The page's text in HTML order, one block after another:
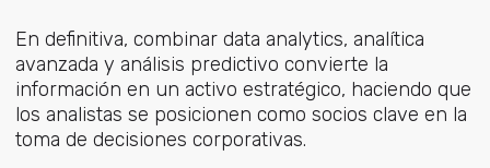
En definitiva, combinar data analytics, analítica
avanzada y análisis predictivo convierte la
información en un activo estratégico, haciendo que
los analistas se posicionen como socios clave en la
toma de decisiones corporativas.